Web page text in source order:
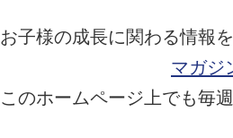
お子様の成長に関わる情報
マガジ
このホームページ上でも毎